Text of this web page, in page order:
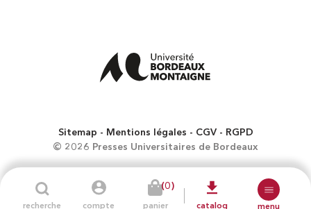
recherche compte
(0)
panier catalog menu
Sitemap Mentions légales CGV
RGPD
© 2026 Presses Universitaires de Bordeaux